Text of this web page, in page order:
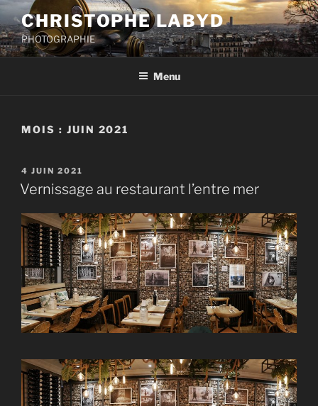
Aller
au
contenu
principal
CHRISTOPHE LABYD
PHOTOGRAPHIE
Menu
MOIS : JUIN 2021
PUBLIÉ
LE
4 JUIN 2021
Vernissage au restaurant l’entre mer